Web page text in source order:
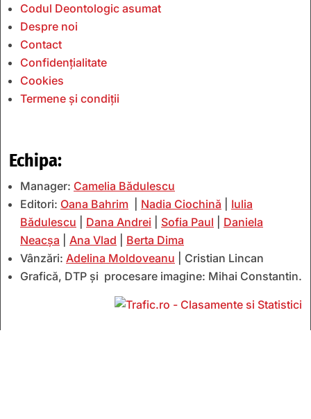
Codul Deontologic asumat
Despre noi
Contact
Confidențialitate
Cookies
Termene și condiții
Echipa:
Manager: Camelia Bădulescu
Editori: Oana Bahrim Nadia Ciochină
Iulia
Bădulescu
Dana Andrei Sofia Paul
Daniela
Neacșa
Ana Vlad
Berta Dima
Vânzări: Adelina Moldoveanu | Cristian Lincan
Grafică, DTP și procesare imagine: Mihai Constantin.